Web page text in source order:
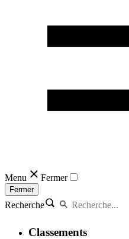
Menu Fermer
Fermer
Recherche
Classements